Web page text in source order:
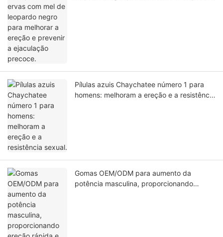
Pílulas azuis Chaychatee número 1 para
homens: melhoram a ereção e a resistência
Gomas OEM/ODM para aumento da
potência masculina, proporcionando